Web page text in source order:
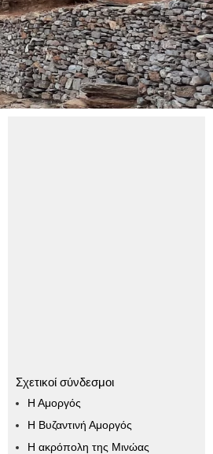
Σχετικοί σύνδεσμοι
Η Αμοργός
Η Βυζαντινή Αμοργός
Η ακρόπολη της Μινώας